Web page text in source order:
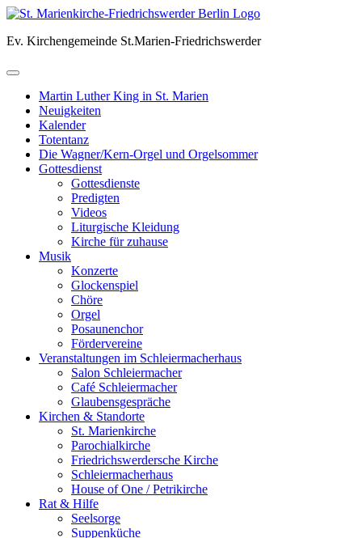
Skip
content
Ev. Kirchengemeinde St.Marien-Friedrichswerder
Martin Luther King in St. Marien
Neuigkeiten
Kalender
Totentanz
Die Wagner/Kern-Orgel und Orgelsommer
Gottesdienst
Gottesdienste
Predigten
Videos
Liturgische Kleidung
Kirche für zuhause
Musik
Konzerte
Glockenspiel
Chöre
Orgel
Posaunenchor
Fördervereine
Veranstaltungen im Schleiermacherhaus
Salon Schleiermacher
Café Schleiermacher
Glaubensgespräche
Kirchen & Standorte
St. Marienkirche
Parochialkirche
Friedrichswerdersche Kirche
Schleiermacherhaus
House of One / Petrikirche
Rat & Hilfe
Seelsorge
Suppenküche